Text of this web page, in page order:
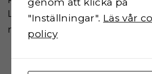
Lisätiedot: Osanottomaksun
maksaa paikan päällä.
"Inställningar". Läs vår
policy